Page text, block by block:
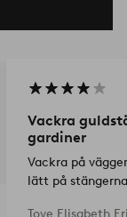
Vackra
gardiner
Vackra på
lätt på